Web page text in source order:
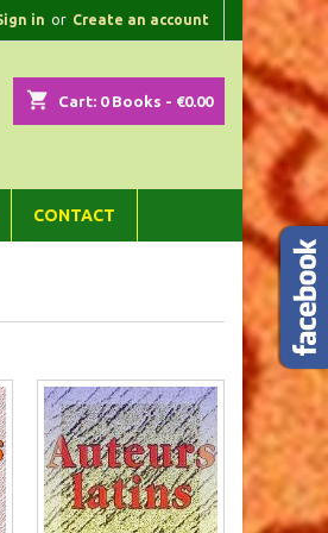
in or Create an account
shopping_cart Cart: 0Books - €0.00
CONTACT